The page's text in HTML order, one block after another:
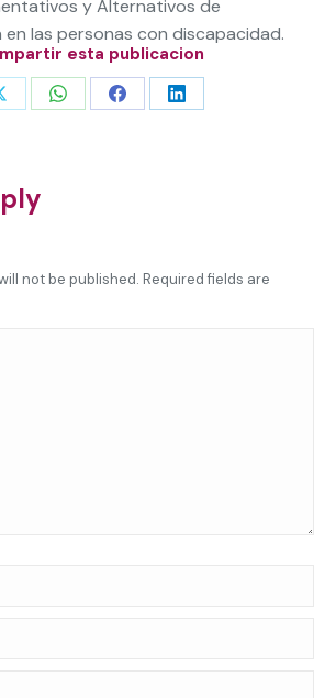
y Alternativos de
en las personas con discapacidad.
esta publicacion
Share Share Share
not be published. Required fields are